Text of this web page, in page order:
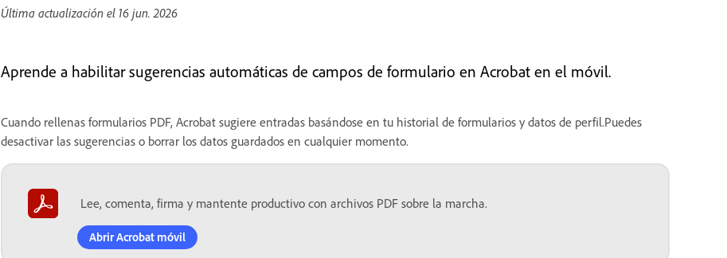
Última actualización el 16 jun. 2026
Aprende a habilitar sugerencias automáticas de campos de formulario en Acrobat en el móvil.
Cuando rellenas formularios PDF, Acrobat sugiere entradas basándose en tu historial de formularios y datos de perfil.Puedes
desactivar las sugerencias o borrar los datos guardados en cualquier momento.
Lee, comenta, firma y mantente productivo con archivos PDF sobre la marcha.
Abrir Acrobat móvil